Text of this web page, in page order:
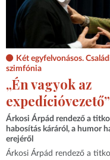
Két egyfelvonásos.
szimfónia
„Én vagyok az
expedícióvezető”
Árkosi Árpád rendező a
habosítás káráról, a humor
erejéről
Árkosi Árpád rendező a